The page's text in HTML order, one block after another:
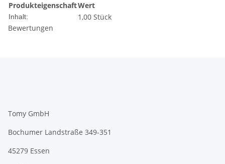
ProdukteigenschaftWert
Inhalt:
1,00 Stück
Bewertungen
Tomy GmbH
Bochumer Landstraße 349-351
45279 Essen